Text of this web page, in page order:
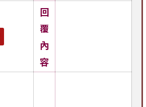
回
覆
內
容